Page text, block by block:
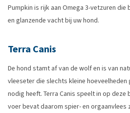
Pumpkin is rijk aan Omega 3-vetzuren die
en glanzende vacht bij uw hond.
Terra Canis
De hond stamt af van de wolf en is van
vleeseter die slechts kleine
nodig heeft. Terra Canis speelt in op deze
voer bevat daarom spier- en orgaanvlees